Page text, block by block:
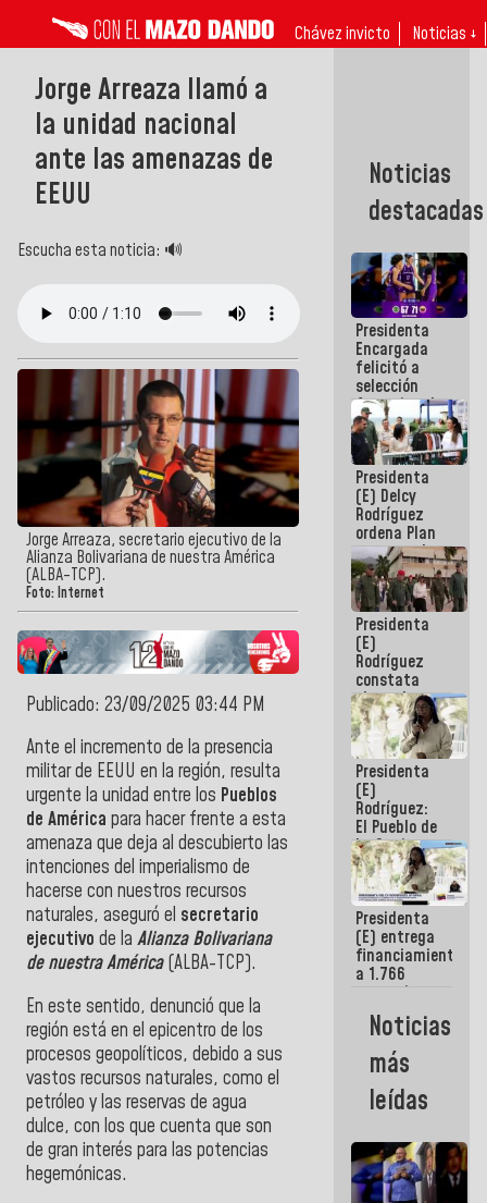
Chávez invicto Noticias ↓
Jorge Arreaza llamó a
la unidad nacional
ante las amenazas de
EEUU
Escucha esta noticia: 🔊
Jorge Arreaza, secretario ejecutivo de la
Alianza Bolivariana de nuestra América
(ALBA-TCP).
Foto: Internet
Publicado: 23/09/2025 03:44 PM
Ante el incremento de la presencia
militar de EEUU en la región, resulta
urgente la unidad entre los Pueblos
de América para hacer frente a esta
amenaza que deja al descubierto las
intenciones del imperialismo de
hacerse con nuestros recursos
naturales, aseguró el secretario
ejecutivo de la Alianza Bolivariana
de nuestra América(ALBA-TCP).
En este sentido, denunció que la
región está en el epicentro de los
procesos geopolíticos, debido a sus
vastos recursos naturales, como el
petróleo y las reservas de agua
dulce, con los que cuenta que son
de gran interés para las potencias
hegemónicas.
Noticias
destacadas
Presidenta
Encargada
felicitó a
selección
femenina de
baloncesto
por su
clasificación
a la
AmeriCup
2027
Presidenta
(E) Delcy
Rodríguez
ordena Plan
maestro de
desarrollo
logístico y
turístico
para La
Guaira
Presidenta
(E)
Rodríguez
constata
obras de
rehabilitación
de Escuela
Militar de
Mamo en La
Guaira
Presidenta
(E)
Rodríguez:
El Pueblo de
La Guaira
siempre
estará
acompañada
por el
Gobierno
Nacional
Presidenta
(E) entrega
financiamientos
a 1.766
comerciantes
emprendedores
afectados
por
terremotos
Noticias
más
leídas